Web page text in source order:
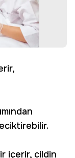
içerir, cildin